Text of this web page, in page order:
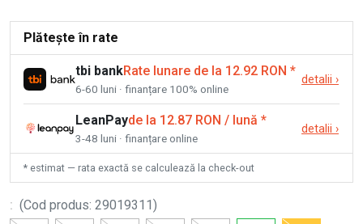
Plătește în rate
tbi bankRate lunare de la 12.92 RON *
6-60 luni · finanțare 100% online
detalii ›
LeanPayde la 12.87 RON / lună *
3-48 luni · finanțare online
detalii ›
* estimat — rata exactă se calculează la check-out
: (Cod produs: 29019311)